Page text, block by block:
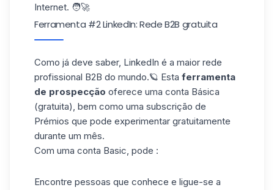
Internet. 🧑🚀
Ferramenta #2 LinkedIn: Rede B2B gratuita
Como já deve saber, LinkedIn é a maior rede
profissional B2B do mundo.🪐 Esta ferramenta
de prospecção oferece uma conta Básica
(gratuita), bem como uma subscrição de
Prémios que pode experimentar gratuitamente
durante um mês.
Com uma conta Basic, pode :
Encontre pessoas que conhece e ligue-se a